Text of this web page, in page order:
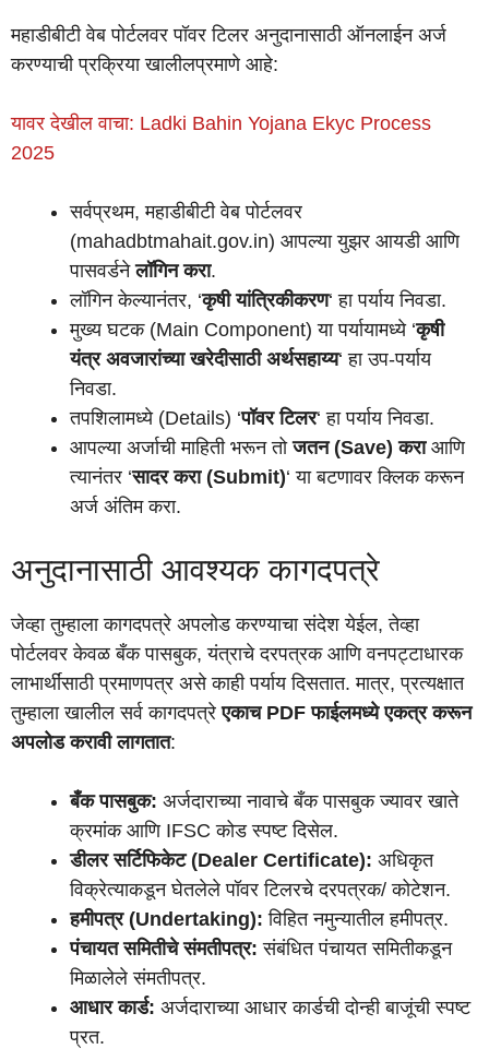
महाडीबीटी वेब पोर्टलवर पॉवर टिलर अनुदानासाठी ऑनलाईन अर्ज
करण्याची प्रक्रिया खालीलप्रमाणे आहे:
यावर देखील वाचा: Ladki Bahin Yojana Ekyc Process
2025
सर्वप्रथम, महाडीबीटी वेब पोर्टलवर
(mahadbtmahait.gov.in) आपल्या युझर आयडी आणि
पासवर्डनेलॉगिन करा.
लॉगिन केल्यानंतर, ‘कृषी यांत्रिकीकरण‘ हा पर्याय निवडा.
मुख्य घटक (Main Component) या पर्यायामध्ये ‘कृषी
यंत्र अवजारांच्या खरेदीसाठी अर्थसहाय्य‘ हा उप-पर्याय
निवडा.
तपशिलामध्ये (Details) ‘पॉवर टिलर‘ हा पर्याय निवडा.
आपल्या अर्जाची माहिती भरून तोजतन (Save) कराआणि
त्यानंतर ‘सादर करा (Submit)‘ या बटणावर क्लिक करून
अर्ज अंतिम करा.
अनुदानासाठी आवश्यक कागदपत्रे
जेव्हा तुम्हाला कागदपत्रे अपलोड करण्याचा संदेश येईल, तेव्हा
पोर्टलवर केवळ बँक पासबुक, यंत्राचे दरपत्रक आणि वनपट्टाधारक
लाभार्थींसाठी प्रमाणपत्र असे काही पर्याय दिसतात. मात्र, प्रत्यक्षात
तुम्हाला खालील सर्व कागदपत्रेएकाच PDF फाईलमध्ये एकत्र करून
अपलोड करावी लागतात:
बँक पासबुक: अर्जदाराच्या नावाचे बँक पासबुक ज्यावर खाते
क्रमांक आणि IFSC कोड स्पष्ट दिसेल.
डीलर सर्टिफिकेट (Dealer Certificate): अधिकृत
विक्रेत्याकडून घेतलेले पॉवर टिलरचे दरपत्रक/ कोटेशन.
हमीपत्र (Undertaking): विहित नमुन्यातील हमीपत्र.
पंचायत समितीचे संमतीपत्र: संबंधित पंचायत समितीकडून
मिळालेले संमतीपत्र.
आधार कार्ड: अर्जदाराच्या आधार कार्डची दोन्ही बाजूंची स्पष्ट
प्रत.